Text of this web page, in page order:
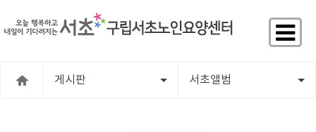
게시판 서초앨범